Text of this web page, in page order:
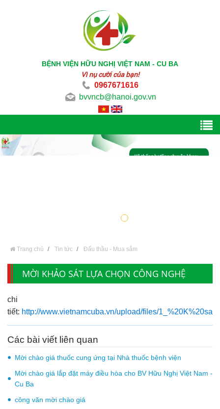
BỆNH VIỆN HỮU NGHỊ VIỆT NAM - CU BA
Vì nụ cười của bạn!
0967671616
bvvncb@hanoi.gov.vn
Trang chủ Tin tức Đấu thầu - Mua sắm
MỜI KHẢO SÁT LỰA CHỌN CÔNG NGHỆ
chi
tiết: http://www.vietnamcuba.vn/upload/files/
Các bài viết liên quan
Mời chào giá thuốc cung ứng tại Nhà thuốc bệnh viện
Mời chào giá lắp đặt máy điều hòa cho BV Hữu Nghị Việt Nam -
Cu Ba
công văn mời chào giá